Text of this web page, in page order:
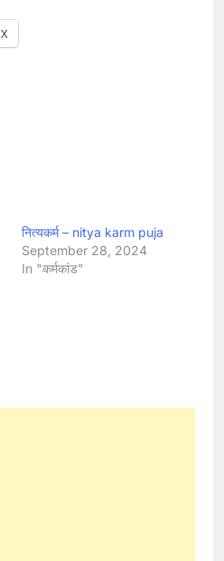
X
नित्यकर्म – nitya karm puja
September 28, 2024
In "कर्मकांड"